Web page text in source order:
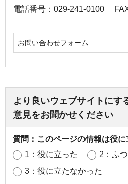
電話番号：029-241-0100
お問い合わせフォーム
より良いウェブサイトにす
意見をお聞かせください
質問：このページの情報は役に
1：役に立った
2：ふつ
3：役に立たなかった